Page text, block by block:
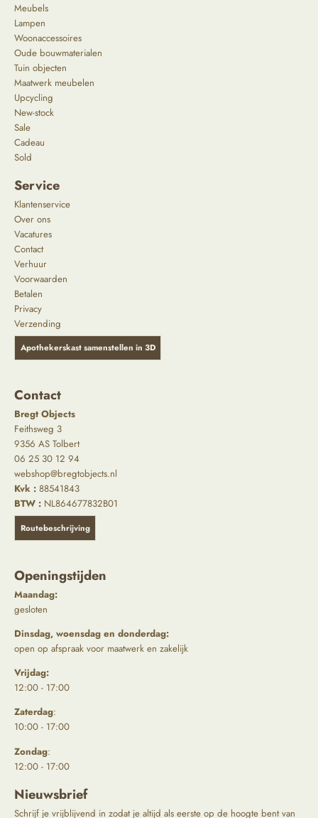
Meubels
Lampen
Woonaccessoires
Oude bouwmaterialen
Tuin objecten
Maatwerk meubelen
Upcycling
New-stock
Sale
Cadeau
Sold
Service
Klantenservice
Over ons
Vacatures
Contact
Verhuur
Voorwaarden
Betalen
Privacy
Verzending
Apothekerskast samenstellen in 3D
Contact
Bregt Objects
Feithsweg 3
9356 AS Tolbert
06 25 30 12 94
webshop@bregtobjects.nl
Kvk : 88541843
BTW : NL864677832B01
Routebeschrijving
Openingstijden
Maandag:
gesloten
Dinsdag, woensdag en donderdag:
open op afspraak voor maatwerk en zakelijk
Vrijdag:
12:00 - 17:00
Zaterdag:
10:00 - 17:00
Zondag:
12:00 - 17:00
Nieuwsbrief
Schrijf je vrijblijvend in zodat je altijd als eerste op de hoogte bent van